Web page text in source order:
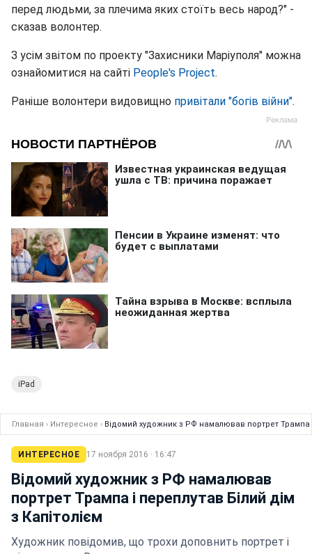
перед людьми, за плечима яких стоїть весь народ?" -
сказав волонтер.
З усім звітом по проекту "Захисники Маріуполя" можна
ознайомитися на сайті People's Project.
Раніше волонтери видовищно привітали "богів війни".
iPad
Главная › Интересное › Відомий художник з РФ намалював портрет Трампа
ИНТЕРЕСНОЕ 17 ноября 2016 · 16:47
Відомий художник з РФ намалював
портрет Трампа і переплутав Білий дім
з Капітолієм
Художник повідомив, що трохи доповнить портрет і